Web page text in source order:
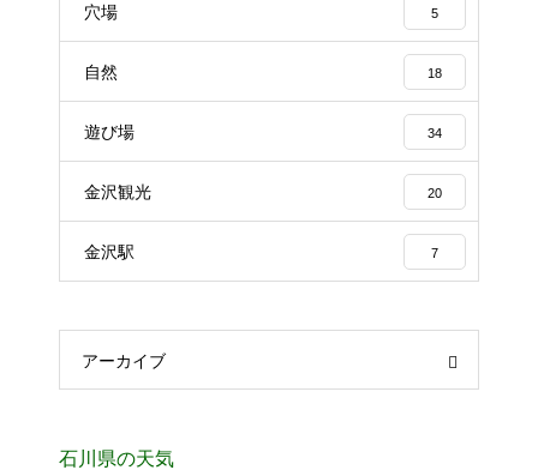
穴場 5
自然 18
遊び場 34
金沢観光 20
金沢駅 7
アーカイブ
石川県の天気